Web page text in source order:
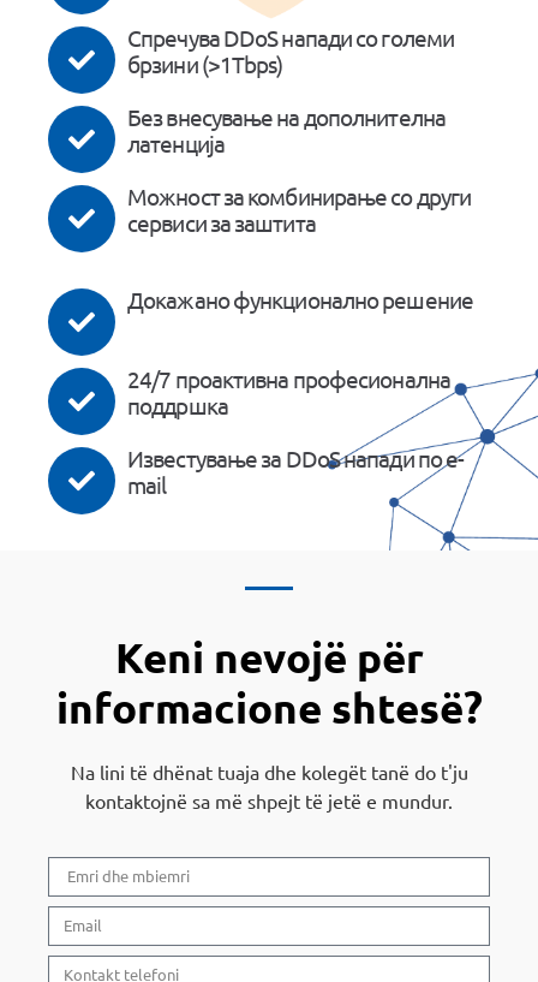
Спречува DDoS напади со големи
брзини (>1Tbps)
Без внесување на дополнителна
латенција
Можност за комбинирање со други
сервиси за заштита
Докажано функционално решение
24/7 проактивна професионална
поддршка
Известување за DDoS напади по e-
mail
Keni nevojë për
informacione shtesë?
Na lini të dhënat tuaja dhe kolegët tanë do t'ju
kontaktojnë sa më shpejt të jetë e mundur.